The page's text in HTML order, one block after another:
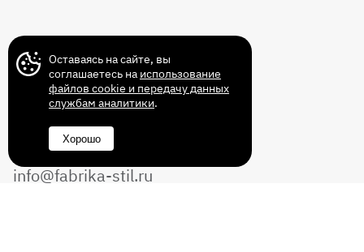
Контакты
+7 (499) 372-43-72
8 (800) 350-14-70
info@fabrika-stil.ru
Оставаясь на сайте, вы
соглашаетесь на использование
файлов cookie и передачу данных
службам аналитики.
Хорошо